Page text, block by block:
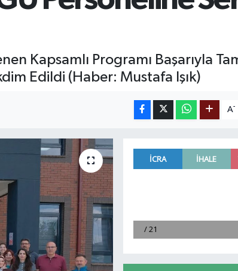
BİST100
Kapsamlı Programı Başarıyla
Edildi (Haber: Mustafa Işık)
A-